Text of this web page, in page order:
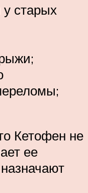
старых
Кетофен не
ее